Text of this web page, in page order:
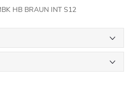
HB BRAUN INT S12